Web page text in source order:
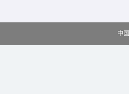
中